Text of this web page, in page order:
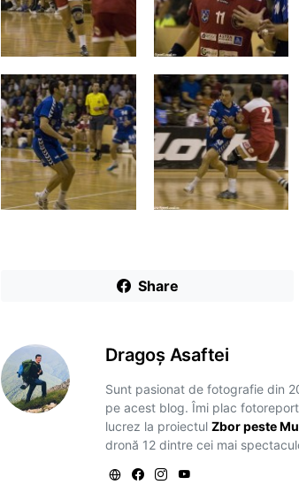
Share
Dragoş Asaftei
Sunt pasionat de fotografie din
pe acest blog. Îmi plac
lucrez la proiectulZbor peste
dronă 12 dintre cei mai